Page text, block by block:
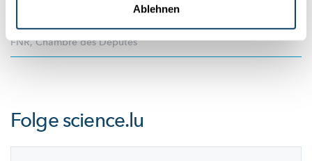
Ablehnen
FNR,Chambre des Députés
Folgescience.lu